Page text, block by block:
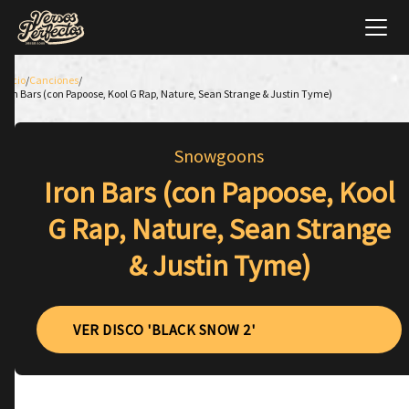
Inicio/Canciones/
Iron Bars (con Papoose, Kool G Rap, Nature, Sean Strange & Justin Tyme)
Snowgoons
Iron Bars (con Papoose, Kool
G Rap, Nature, Sean Strange
& Justin Tyme)
VER DISCO 'BLACK SNOW 2'